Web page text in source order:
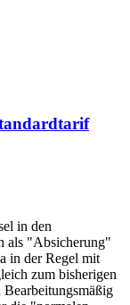
in den
als "Absicherung"
in der Regel mit
zum bisherigen